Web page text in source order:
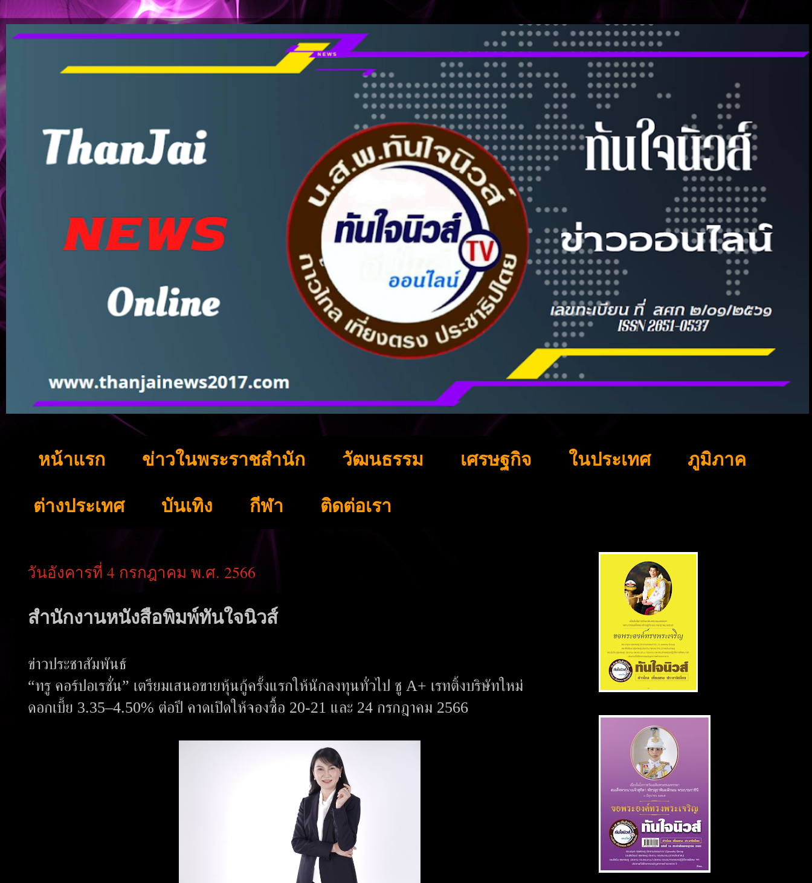
หน้าแรก ข่าวในพระราชสำนัก วัฒนธรรม เศรษฐกิจ ในประเทศ ภูมิภาค
ต่างประเทศ บันเทิง กีฬา ติดต่อเรา
วันอังคารที่ 4 กรกฎาคม พ.ศ. 2566
สำนักงานหนังสือพิมพ์ทันใจนิวส์
ข่าวประชาสัมพันธ์
“ทรู คอร์ปอเรชั่น” เตรียมเสนอขายหุ้นกู้ครั้งแรกให้นักลงทุนทั่วไป ชู A+ เรทติ้งบริษัทใหม่
ดอกเบี้ย 3.35–4.50% ต่อปี คาดเปิดให้จองซื้อ 20-21 และ 24 กรกฎาคม 2566